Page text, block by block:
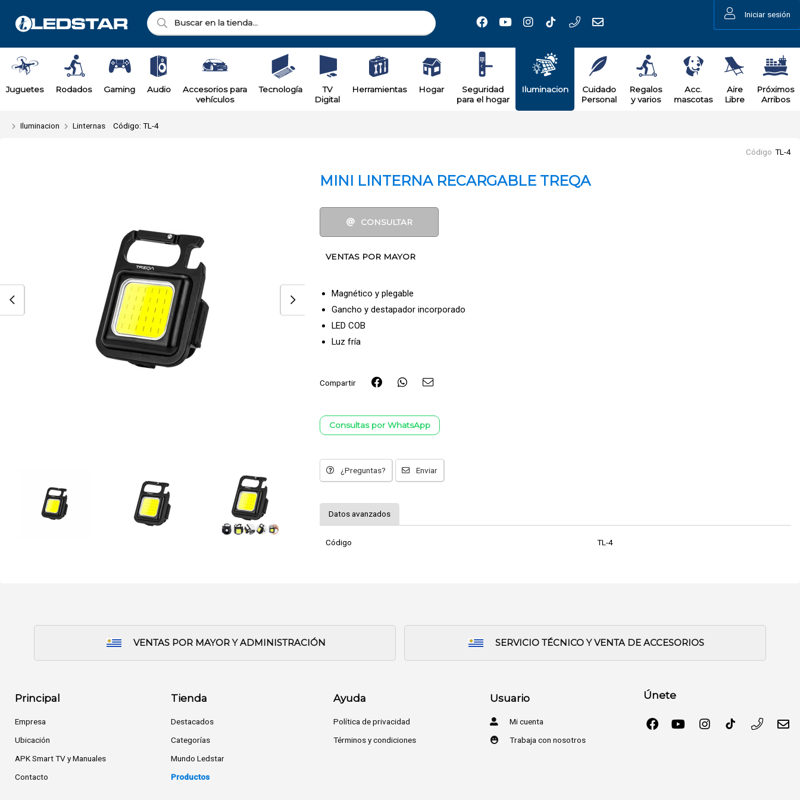
Enviar a email Iniciar sesión
Juguetes Rodados Gaming Audio
Accesorios para
vehículos
Tecnología
TV
Digital
Herramientas Hogar
Seguridad
para el hogar
Iluminacion
Cuidado
Personal
Regalos
y varios
Acc.
mascotas
Aire
Libre
Próximos
Arribos
Iluminacion Linternas Código: TL-4
Código TL-4
MINI LINTERNA RECARGABLE TREQA
CONSULTAR
VENTAS POR MAYOR
Magnético y plegable
Gancho y destapador incorporado
LED COB
Luz fría
Compartir
Consultas por WhatsApp
¿Preguntas? Enviar
Datos avanzados
Código TL-4
VENTAS POR MAYOR Y ADMINISTRACIÓN SERVICIO TÉCNICO Y VENTA DE ACCESORIOS
Principal
Empresa
Ubicación
APK Smart TV y Manuales
Contacto
Tienda
Destacados
Categorías
Mundo Ledstar
Productos
Ayuda
Política de privacidad
Términos y condiciones
Usuario
Mi cuenta
Trabaja con nosotros
Únete